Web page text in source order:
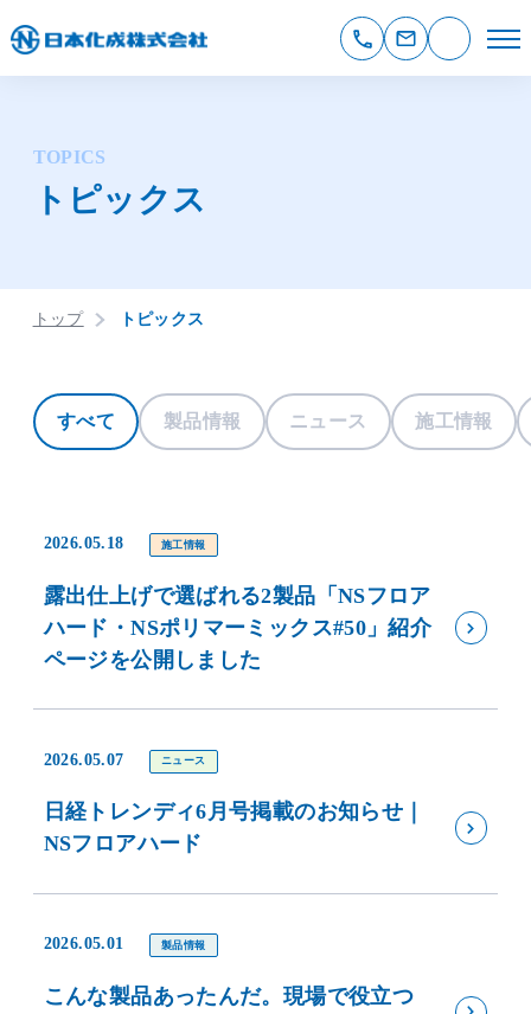
TOPICS
トピックス
トップ トピックス
すべて 製品情報 ニュース 施工情報
2026.05.18 施工情報
露出仕上げで選ばれる2製品「NSフロア
ハード・NSポリマーミックス#50」紹介
ページを公開しました
2026.05.07 ニュース
日経トレンディ6月号掲載のお知らせ｜
NSフロアハード
2026.05.01 製品情報
こんな製品あったんだ。現場で役立つ